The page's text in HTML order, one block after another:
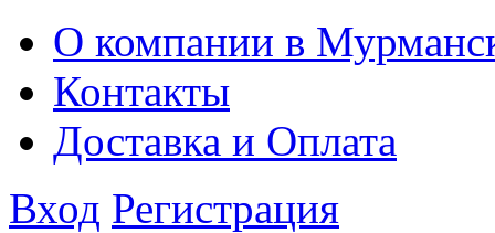
О компании в
Контакты
Доставка и Оплата
Вход Регистрация